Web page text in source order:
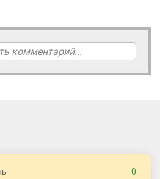
комментарий...
0